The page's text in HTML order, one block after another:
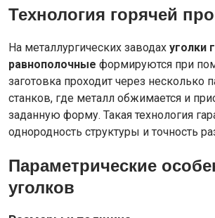
Технология горячей
На металлургических заводах уголки
равнополочные формируются при
заготовка проходит через несколько
станков, где металл обжимается и
заданную форму. Такая технология
однородность структуры и точность
Параметрические
уголков